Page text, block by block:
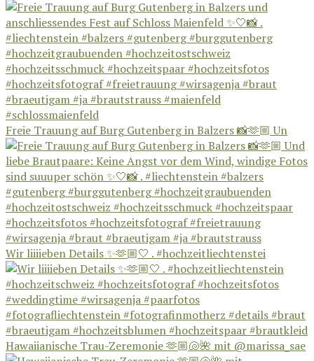
Freie Trauung auf Burg Gutenberg in Balzers 📸🫶🏼 Un
Wir liiiieben Details ✨🫶🏼🤍 . #hochzeitliechtenstei
Hawaiianische Trau-Zeremonie 🫶🏼🐚🌺 mit @marissa_sae